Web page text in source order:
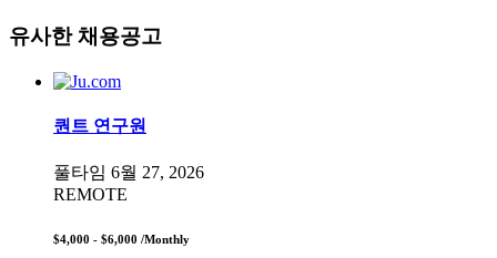
유사한 채용공고
퀀트 연구원
풀타임 6월 27, 2026
REMOTE
$4,000 - $6,000 /Monthly